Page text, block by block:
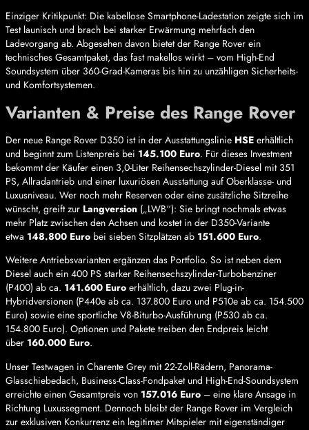
Einziger Kritikpunkt: Die kabellose Smartphone-Ladestation zeigte sich im
Test launisch und brach bei starker Erwärmung mehrfach den
Ladevorgang ab. Abgesehen davon bietet der Range Rover ein
technisches Gesamtpaket, das fast makellos wirkt – vom High-End
Soundsystem über 360-Grad-Kameras bis hin zu unzähligen Sicherheits-
und Komfortsystemen.
Varianten & Preise des Range Rover
Der neue Range Rover D350 ist in der Ausstattungslinie HSE erhältlich
und beginnt zum Listenpreis bei 145.100 Euro. Für dieses Investment
bekommt der Käufer einen 3,0-Liter Reihensechszylinder-Diesel mit 351
PS, Allradantrieb und einer luxuriösen Ausstattung auf Oberklasse- und
Luxusniveau. Wer noch mehr Reserven oder eine zusätzliche Sitzreihe
wünscht, greift zur Langversion („LWB“): Sie bringt nochmals etwas
mehr Platz zwischen den Achsen und kostet in der D350-Variante
etwa 148.800 Euro bei sieben Sitzplätzen ab 151.600 Euro.
Weitere Antriebsvarianten ergänzen das Portfolio. So ist neben dem
Diesel auch ein 400 PS starker Reihensechszylinder-Turbobenziner
(P400) ab ca. 141.600 Euro erhältlich, dazu zwei Plug-in-
Hybridversionen (P440e ab ca. 137.800 Euro und P510e ab ca. 154.500
Euro) sowie eine sportliche V8-Biturbo-Ausführung (P530 ab ca.
154.800 Euro). Optionen und Pakete treiben den Endpreis leicht
über 160.000 Euro.
Unser Testwagen in Charente Grey mit 22-Zoll-Rädern, Panorama-
Glasschiebedach, Business-Class-Fondpaket und High-End-Soundsystem
erreichte einen Gesamtpreis von 157.016 Euro – eine klare Ansage in
Richtung Luxussegment. Dennoch bleibt der Range Rover im Vergleich
zur exklusiven Konkurrenz ein legitimer Mitspieler mit eigenständiger